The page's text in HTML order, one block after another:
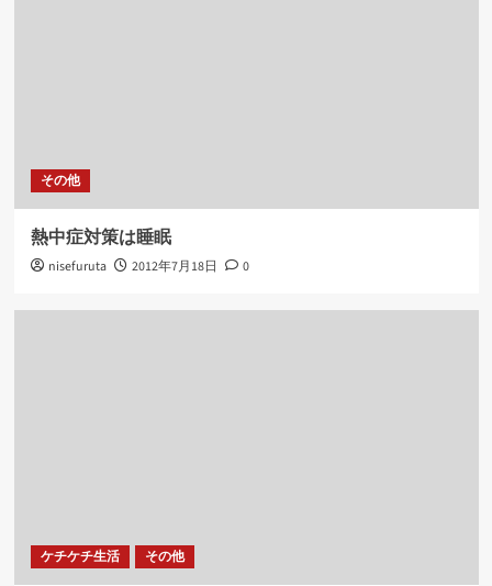
その他
熱中症対策は睡眠
nisefuruta 2012年7月18日 0
ケチケチ生活 その他